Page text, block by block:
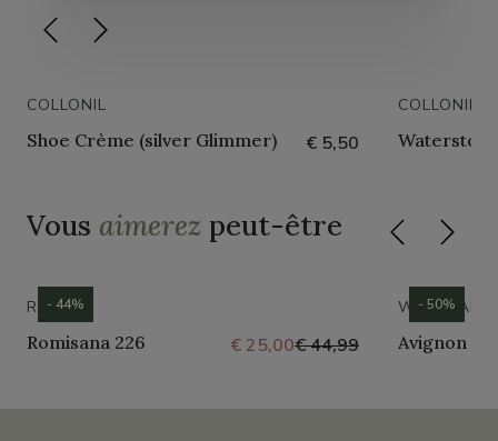
COLLONIL
Shoe Crème (silver Glimmer) € 5,50
COLLONIL
Waterstop
Vous aimerez peut-être
ROMIKA
Romisana 226 € 25,00€ 44,99
- 44% WESTLAND
Avignon
- 50%